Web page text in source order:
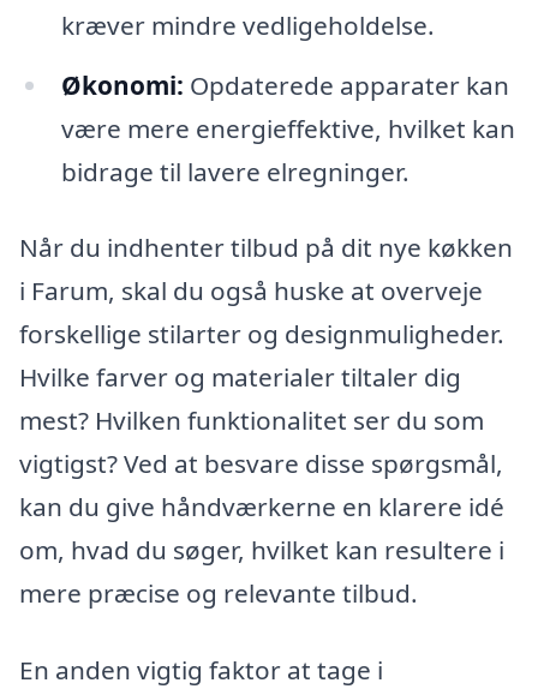
kræver mindre vedligeholdelse.
Økonomi: Opdaterede apparater kan
være mere energieffektive, hvilket kan
bidrage til lavere elregninger.
Når du indhenter tilbud på dit nye køkken
i Farum, skal du også huske at overveje
forskellige stilarter og designmuligheder.
Hvilke farver og materialer tiltaler dig
mest? Hvilken funktionalitet ser du som
vigtigst? Ved at besvare disse spørgsmål,
kan du give håndværkerne en klarere idé
om, hvad du søger, hvilket kan resultere i
mere præcise og relevante tilbud.
En anden vigtig faktor at tage i